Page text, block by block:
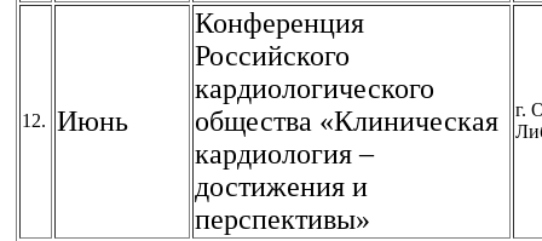
12. Июнь
Конференция
Российского
кардиологического
общества «Клиническая
кардиология –
достижения и
перспективы»
г.